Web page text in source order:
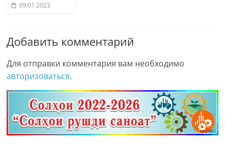
09.01.2023
Добавить комментарий
Для отправки комментария вам необходимо
авторизоваться.